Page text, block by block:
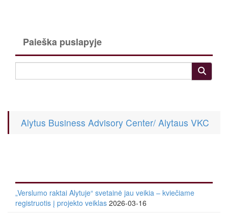
Paieška puslapyje
Alytus Business Advisory Center/ Alytaus VKC
„Verslumo raktai Alytuje“ svetainė jau veikia – kviečiame
registruotis į projekto veiklas 2026-03-16